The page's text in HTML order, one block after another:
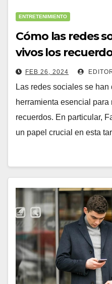
ENTRETENIMIENTO
Cómo las redes
vivos los
FEB 26, 2024
Las redes sociales se han
herramienta esencial
recuerdos. En particular,
un papel crucial en esta